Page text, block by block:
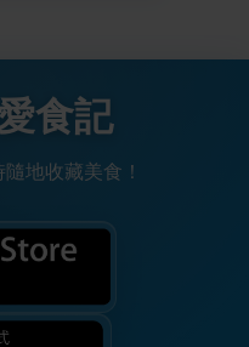
食記
地收藏美食！